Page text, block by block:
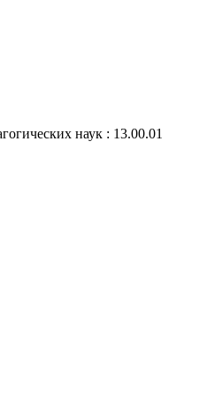
наук : 13.00.01